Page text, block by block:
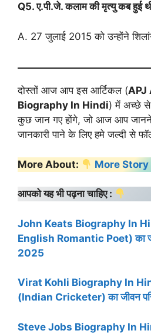
Q5. ए.पी.जे. कलाम की मृत्यु कब हुई
A. 27 जुलाई 2015 को उन्होंने
दोस्तों आज आप इस आर्टिकल (APJ
Biography In Hindi) में अच्छे
कुछ जान गए होंगे, जो आज आप
जानकारी पाने के लिए हमे जल्दी से
More About: More
आपको यह भी पढ़ना चाहिए :
John Keats Biography In
English Romantic Poet) का
2025
Virat Kohli Biography In
(Indian Cricketer) का जीवन
Steve Jobs Biography In